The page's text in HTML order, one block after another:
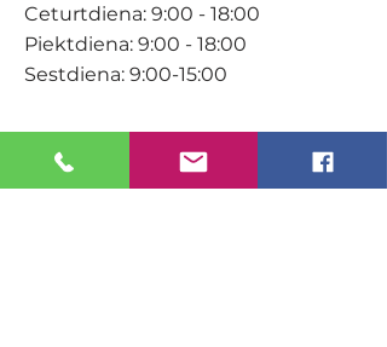
Ceturtdiena: 9:00 - 18:00
Piektdiena: 9:00 - 18:00
Sestdiena: 9:00-15:00
KONTAKTI